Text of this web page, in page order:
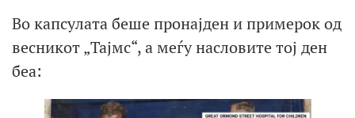
Во капсулата беше пронајден и примерок од
весникот „Тајмс“, а меѓу насловите тој ден
беа: